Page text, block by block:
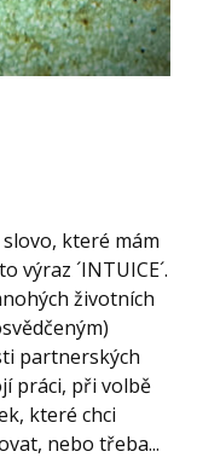
které mám
výraz ´INTUICE´.
životních
partnerských
práci, při volbě
které chci
nebo třeba...